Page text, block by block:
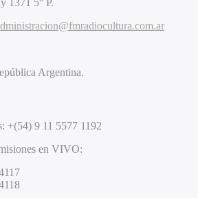
Argentina.
+(54) 9 11 5577 1192
en VIVO: